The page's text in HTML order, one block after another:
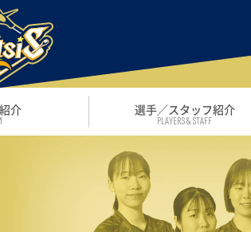
介 選手／スタッフ紹介
PLAYERS & STAFF